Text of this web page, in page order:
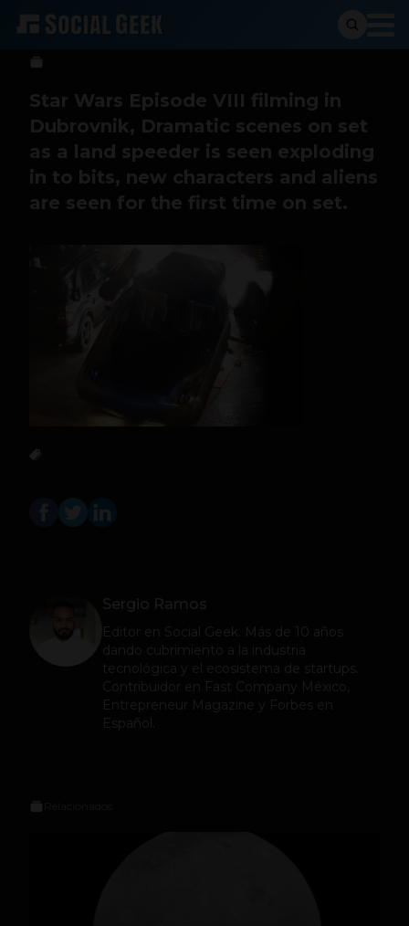
Sergio Ramos 14 de marzo de 2016
Star Wars Episode VIII filming in
Dubrovnik, Dramatic scenes on set
as a land speeder is seen exploding
in to bits, new characters and aliens
are seen for the first time on set.
Sergio Ramos
Editor en Social Geek
. Más de 10 años
dando cubrimiento a la industria
tecnológica y el ecosistema de startups.
Contribuidor en Fast Company México,
Entrepreneur Magazine y Forbes en
Español.